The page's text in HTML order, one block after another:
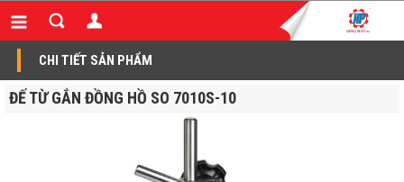
CHI TIẾT SẢN PHẨM
ĐẾ TỪ GẮN ĐỒNG HỒ SO 7010S-10